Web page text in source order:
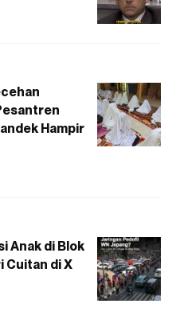
Hampir
Anak di Blok
Cuitan di X